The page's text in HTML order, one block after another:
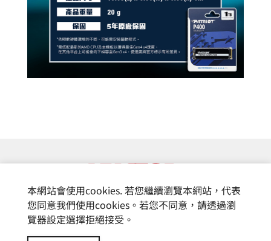
© 富基電通股份有限公司
本網站會使用cookies. 若您繼續瀏覽本網站，代表
您同意我們使用cookies。若您不同意，請透過瀏
覽器設定選擇拒絕接受。